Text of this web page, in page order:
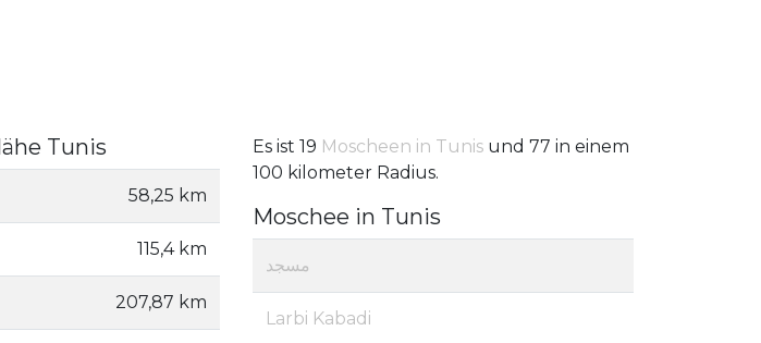
Tunis
58,25 km
115,4 km
207,87 km
Es ist 19 Moscheen in Tunis und 77 in einem
100 kilometer Radius.
Moschee in Tunis
مسجد
Larbi Kabadi